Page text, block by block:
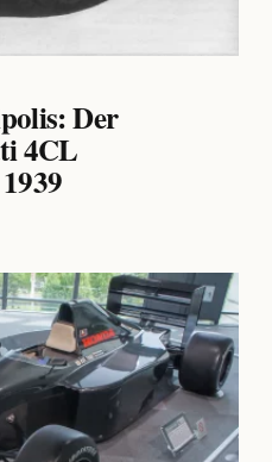
Der
4CL